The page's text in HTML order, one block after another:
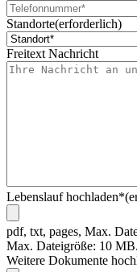
Standorte(erforderlich)
Freitext Nachricht
Lebenslauf hochladen*
pdf, txt, pages, Max.
Max. Dateigröße: 10 MB.
Weitere Dokumente